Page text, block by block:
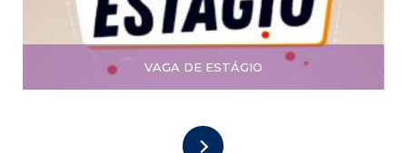
VAGA DE ESTÁGIO